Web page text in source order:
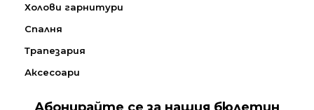
Холови гарнитури
Спалня
Трапезария
Аксесоари
Абонирайте се за нашия бюлетин